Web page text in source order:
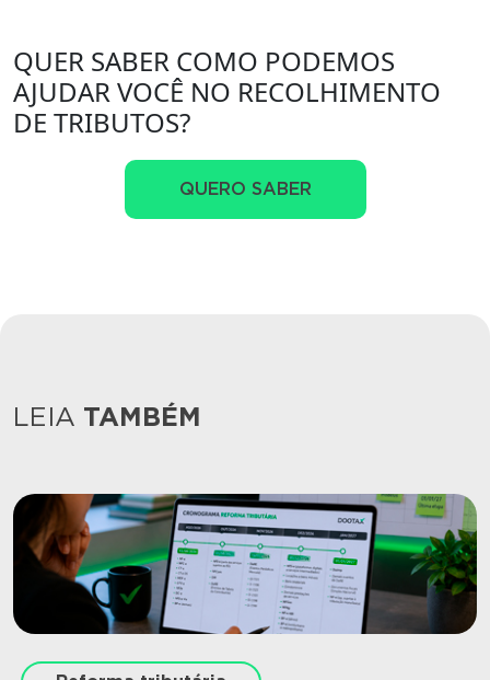
QUER SABER COMO PODEMOS
AJUDAR VOCÊ NO RECOLHIMENTO
DE TRIBUTOS?
QUERO SABER
LEIA TAMBÉM